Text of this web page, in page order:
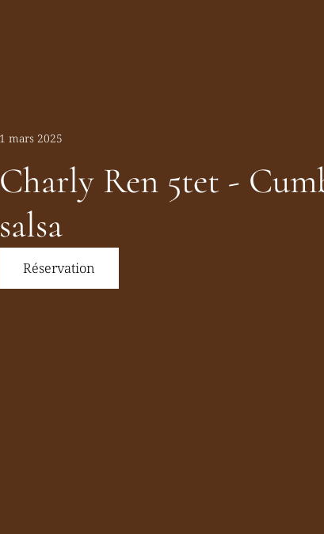
1 mars 2025
Charly Ren 5tet -
salsa
Réservation